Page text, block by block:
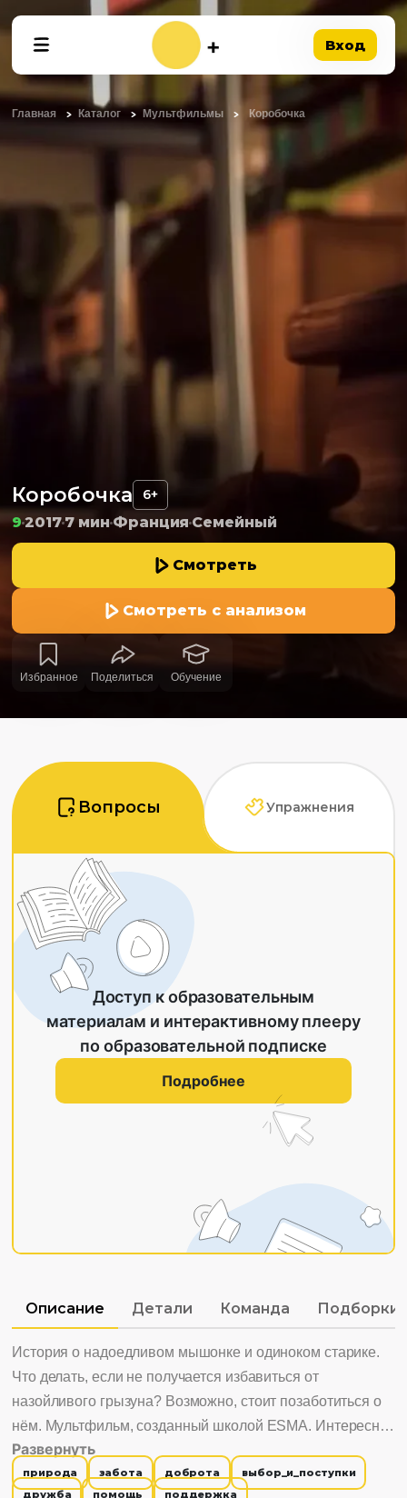
Вход
Главная Каталог Мультфильмы Коробочка
Коробочка 6+
920177 мин ФранцияСемейный
Смотреть
Смотреть с анализом
Избранное Поделиться Обучение
Вопросы Упражнения
Доступ к образовательным
материалам и интерактивному плееру
по образовательной подписке
Подробнее
Описание Детали Команда Подборки
История о надоедливом мышонке и одиноком старике.
Что делать, если не получается избавиться от
назойливого грызуна? Возможно, стоит позаботиться о
нём. Мультфильм, созданный школой ESMA. Интересно
смотреть, потому что: 1. История о важности дружбы
человека и животного. 2. Учит бережному отношению с
Развернуть
природа забота доброта
выбор_и_поступки
дружба
помощь
поддержка